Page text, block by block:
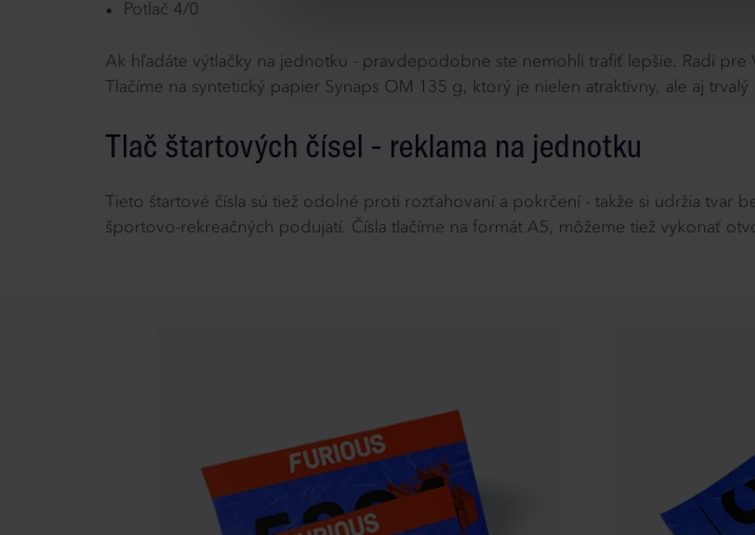
Potlač 4/0
Ak hľadáte výtlačky na jednotku - pravdepodobne ste nemohli trafiť lepšie. Radi
Tlačíme na syntetický papier Synaps OM 135 g, ktorý je nielen atraktívny, ale aj
Tlač štartových čísel - reklama na jednotku
Tieto štartové čísla sú tiež odolné proti rozťahovaní a pokrčení - takže si udržia
športovo-rekreačných podujatí. Čísla tlačíme na formát A5, môžeme tiež vykonať